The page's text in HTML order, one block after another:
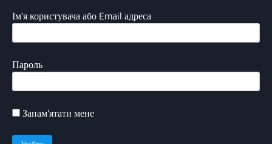
Ім'я користувача або Email адреса
Пароль
Запам'ятати мене